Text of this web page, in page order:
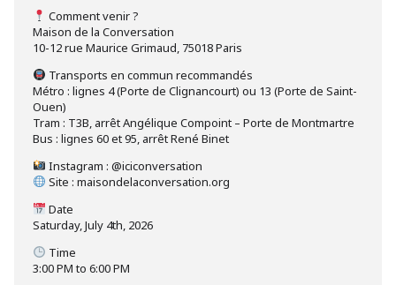
Comment venir ?
Maison de la Conversation
10-12 rue Maurice Grimaud, 75018 Paris
Transports en commun recommandés
Métro : lignes 4 (Porte de Clignancourt) ou 13 (Porte de Saint-
Ouen)
Tram : T3B, arrêt Angélique Compoint – Porte de Montmartre
Bus : lignes 60 et 95, arrêt René Binet
Instagram : @iciconversation
Site : maisondelaconversation.org
Date
Saturday, July 4th, 2026
Time
3:00 PM to 6:00 PM